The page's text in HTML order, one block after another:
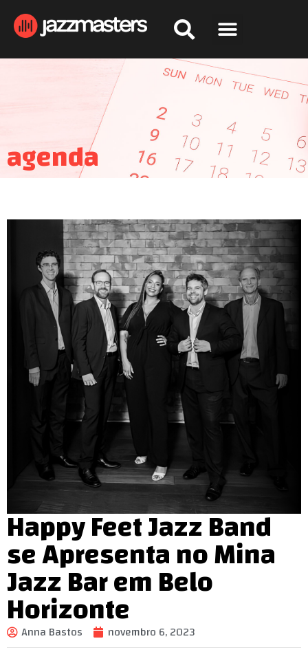
agenda
Happy Feet Jazz Band
se Apresenta no Mina
Jazz Bar em Belo
Horizonte
Anna Bastos
novembro 6, 2023